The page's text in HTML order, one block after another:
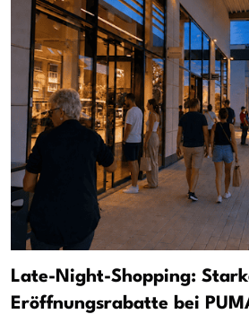
Late-Night-Shopping:
Eröffnungsrabatte bei